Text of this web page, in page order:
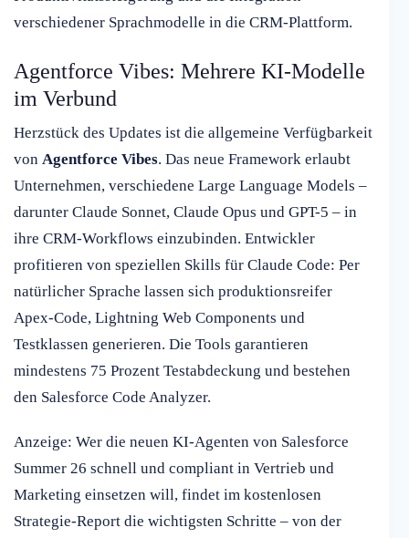
verschiedener Sprachmodelle in die CRM-Plattform.
Agentforce Vibes: Mehrere KI-Modelle
im Verbund
Herzstück des Updates ist die allgemeine Verfügbarkeit
von Agentforce Vibes. Das neue Framework erlaubt
Unternehmen, verschiedene Large Language Models –
darunter Claude Sonnet, Claude Opus und GPT-5 – in
ihre CRM-Workflows einzubinden. Entwickler
profitieren von speziellen Skills für Claude Code: Per
natürlicher Sprache lassen sich produktionsreifer
Apex-Code, Lightning Web Components und
Testklassen generieren. Die Tools garantieren
mindestens 75 Prozent Testabdeckung und bestehen
den Salesforce Code Analyzer.
Anzeige: Wer die neuen KI-Agenten von Salesforce
Summer 26 schnell und compliant in Vertrieb und
Marketing einsetzen will, findet im kostenlosen
Strategie-Report die wichtigsten Schritte – von der